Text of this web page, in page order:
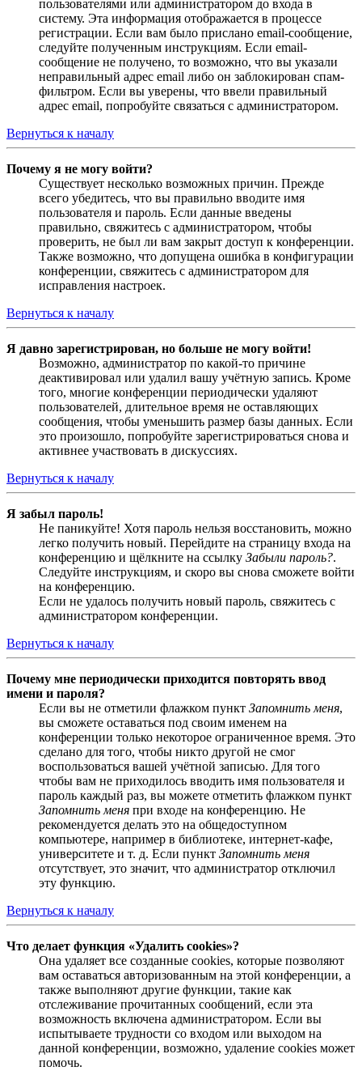
пользователями или администратором до входа в
систему. Эта информация отображается в процессе
регистрации. Если вам было прислано email-сообщение,
следуйте полученным инструкциям. Если email-
сообщение не получено, то возможно, что вы указали
неправильный адрес email либо он заблокирован спам-
фильтром. Если вы уверены, что ввели правильный
адрес email, попробуйте связаться с администратором.
Вернуться к началу
Почему я не могу войти?
Существует несколько возможных причин. Прежде
всего убедитесь, что вы правильно вводите имя
пользователя и пароль. Если данные введены
правильно, свяжитесь с администратором, чтобы
проверить, не был ли вам закрыт доступ к конференции.
Также возможно, что допущена ошибка в конфигурации
конференции, свяжитесь с администратором для
исправления настроек.
Вернуться к началу
Я давно зарегистрирован, но больше не могу войти!
Возможно, администратор по какой-то причине
деактивировал или удалил вашу учётную запись. Кроме
того, многие конференции периодически удаляют
пользователей, длительное время не оставляющих
сообщения, чтобы уменьшить размер базы данных. Если
это произошло, попробуйте зарегистрироваться снова и
активнее участвовать в дискуссиях.
Вернуться к началу
Я забыл пароль!
Не паникуйте! Хотя пароль нельзя восстановить, можно
легко получить новый. Перейдите на страницу входа на
конференцию и щёлкните на ссылку Забыли пароль?.
Следуйте инструкциям, и скоро вы снова сможете войти
на конференцию.
Если не удалось получить новый пароль, свяжитесь с
администратором конференции.
Вернуться к началу
Почему мне периодически приходится повторять ввод
имени и пароля?
Если вы не отметили флажком пункт Запомнить меня,
вы сможете оставаться под своим именем на
конференции только некоторое ограниченное время. Это
сделано для того, чтобы никто другой не смог
воспользоваться вашей учётной записью. Для того
чтобы вам не приходилось вводить имя пользователя и
пароль каждый раз, вы можете отметить флажком пункт
Запомнить меня при входе на конференцию. Не
рекомендуется делать это на общедоступном
компьютере, например в библиотеке, интернет-кафе,
университете и т. д. Если пункт Запомнить меня
отсутствует, это значит, что администратор отключил
эту функцию.
Вернуться к началу
Что делает функция «Удалить cookies»?
Она удаляет все созданные cookies, которые позволяют
вам оставаться авторизованным на этой конференции, а
также выполняют другие функции, такие как
отслеживание прочитанных сообщений, если эта
возможность включена администратором. Если вы
испытываете трудности со входом или выходом на
данной конференции, возможно, удаление cookies может
помочь.